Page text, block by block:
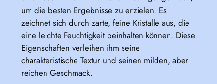
um die besten Ergebnisse zu erzielen. Es
zeichnet sich durch zarte, feine Kristalle aus, die
eine leichte Feuchtigkeit beinhalten können. Diese
Eigenschaften verleihen ihm seine
charakteristische Textur und seinen milden, aber
reichen Geschmack.